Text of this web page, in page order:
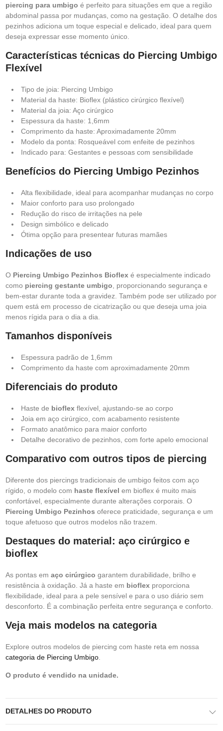
piercing para umbigo é perfeito para situações em que a região
abdominal passa por mudanças, como na gestação. O detalhe dos
pezinhos adiciona um toque especial e delicado, ideal para quem
deseja expressar esse momento único.
Características técnicas do Piercing Umbigo
Flexível
Tipo de joia: Piercing Umbigo
Material da haste: Bioflex (plástico cirúrgico flexível)
Material da joia: Aço cirúrgico
Espessura da haste: 1,6mm
Comprimento da haste: Aproximadamente 20mm
Modelo da ponta: Rosqueável com enfeite de pezinhos
Indicado para: Gestantes e pessoas com sensibilidade
Benefícios do Piercing Umbigo Pezinhos
Alta flexibilidade, ideal para acompanhar mudanças no corpo
Maior conforto para uso prolongado
Redução do risco de irritações na pele
Design simbólico e delicado
Ótima opção para presentear futuras mamães
Indicações de uso
O Piercing Umbigo Pezinhos Bioflex é especialmente indicado
como piercing gestante umbigo , proporcionando segurança e
bem-estar durante toda a gravidez. Também pode ser utilizado por
quem está em processo de cicatrização ou que deseja uma joia
menos rígida para o dia a dia.
Tamanhos disponíveis
Espessura padrão de 1,6mm
Comprimento da haste com aproximadamente 20mm
Diferenciais do produto
Haste de bioflex flexível, ajustando-se ao corpo
Joia em aço cirúrgico, com acabamento resistente
Formato anatômico para maior conforto
Detalhe decorativo de pezinhos, com forte apelo emocional
Comparativo com outros tipos de piercing
Diferente dos piercings tradicionais de umbigo feitos com aço
rígido, o modelo com haste flexível em bioflex é muito mais
confortável, especialmente durante alterações corporais. O
Piercing Umbigo Pezinhos oferece praticidade, segurança e um
toque afetuoso que outros modelos não trazem.
Destaques do material: aço cirúrgico e
bioflex
As pontas em aço cirúrgico garantem durabilidade, brilho e
resistência à oxidação. Já a haste em bioflex proporciona
flexibilidade, ideal para a pele sensível e para o uso diário sem
desconforto. É a combinação perfeita entre segurança e conforto.
Veja mais modelos na categoria
Explore outros modelos de piercing com haste reta em nossa
categoria de Piercing Umbigo
O produto é vendido na unidade.
DETALHES DO PRODUTO